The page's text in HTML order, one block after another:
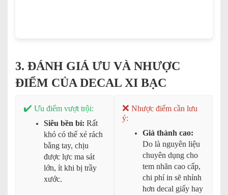
3. ĐÁNH GIÁ ƯU VÀ NHƯỢC
ĐIỂM CỦA DECAL XI BẠC
✔️ Ưu điểm vượt trội:
Siêu bền bỉ: Rất
khó có thể xé rách
bằng tay, chịu
được lực ma sát
lớn, ít khi bị trầy
xước.
❌ Nhược điểm cần lưu
ý:
Giá thành cao:
Do là nguyên liệu
chuyên dụng cho
tem nhãn cao cấp,
chi phí in sẽ nhỉnh
hơn decal giấy hay